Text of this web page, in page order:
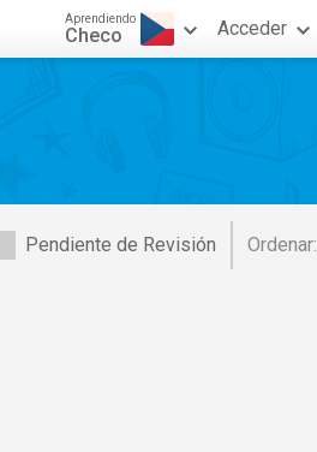
Aprendiendo
Checo Acceder
Pendiente de Revisión Ordenar: